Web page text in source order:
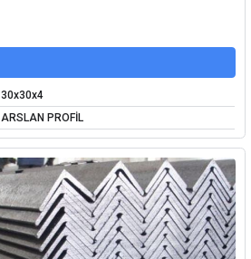
30x30x4
ARSLAN PROFİL